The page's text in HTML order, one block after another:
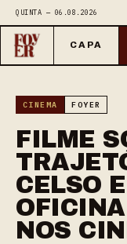
QUINTA — 06.08.2026
CAPA
CINEMA FOYER
FILME
CELSO
NOS